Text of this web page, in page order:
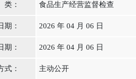
： 食品生产经营监督检查
期： 2026 年 04 月 06 日
期： 2026 年 04 月 06 日
式： 主动公开